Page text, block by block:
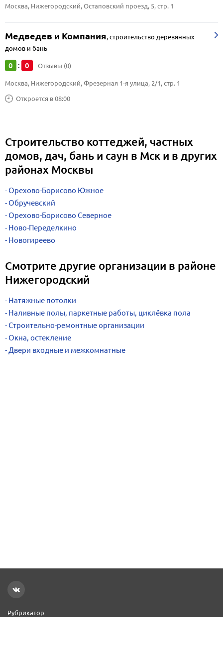
Москва, Нижегородский, Остаповский проезд, 5, стр. 1
Медведев и Компания,строительство деревянных
домов и бань
0 : 0 Отзывы (0)
Откроется в 08:00
Москва, Нижегородский, Фрезерная 1-я улица, 2/1, стр. 1
Строительство коттеджей, частных
домов, дач, бань и саун в Мск и в других
районах Москвы
Орехово-Борисово Южное
Обручевский
Орехово-Борисово Северное
Ново-Переделкино
Новогиреево
Смотрите другие организации в районе
Нижегородский
Натяжные потолки
Наливные полы, паркетные работы, циклёвка пола
Строительно-ремонтные организации
Окна, остекление
Двери входные и межкомнатные
Рубрикатор